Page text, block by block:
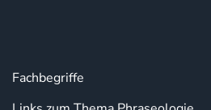
Fachbegriffe